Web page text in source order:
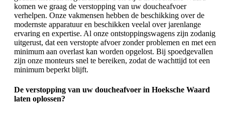
komen we graag de verstopping van uw doucheafvoer
verhelpen. Onze vakmensen hebben de beschikking over de
modernste apparatuur en beschikken veelal over jarenlange
ervaring en expertise. Al onze ontstoppingswagens zijn zodanig
uitgerust, dat een verstopte afvoer zonder problemen en met een
minimum aan overlast kan worden opgelost. Bij spoedgevallen
zijn onze monteurs snel te bereiken, zodat de wachttijd tot een
minimum beperkt blijft.
De verstopping van uw doucheafvoer in Hoeksche Waard
laten oplossen?